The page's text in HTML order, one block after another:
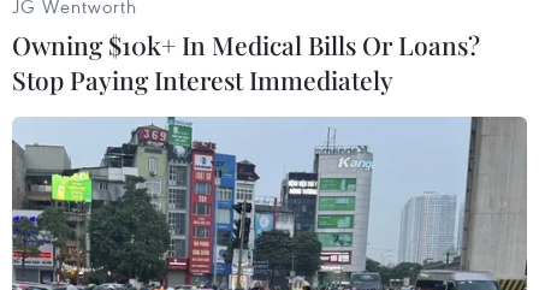
vấn đề gì./.
Đại Hải (Vietnam+)
JG Wentworth
Owning $10k+ In Medical Bills Or Loans?
Stop Paying Interest Immediately